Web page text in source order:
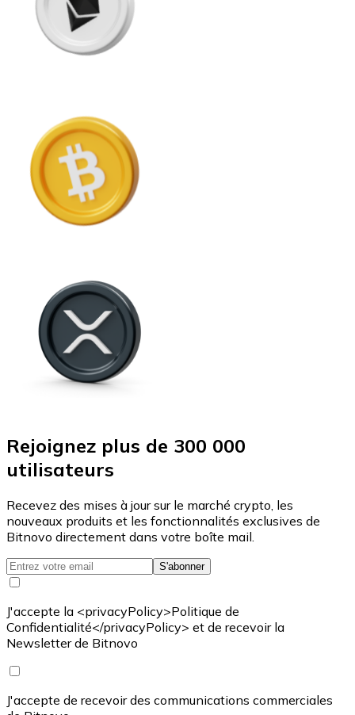
Rejoignez plus de 300 000
utilisateurs
Recevez des mises à jour sur le marché crypto, les
nouveaux produits et les fonctionnalités exclusives de
Bitnovo directement dans votre boîte mail.
S'abonner
J'accepte la <privacyPolicy>Politique de
Confidentialité</privacyPolicy> et de recevoir la
Newsletter de Bitnovo
J'accepte de recevoir des communications commerciales